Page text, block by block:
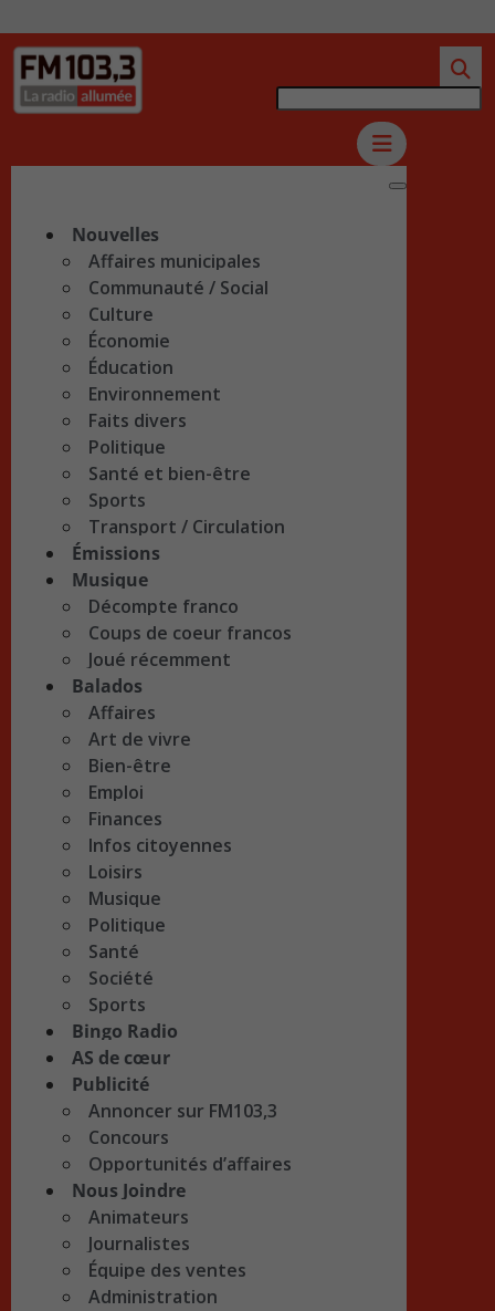
Nouvelles
Affaires municipales
Communauté / Social
Culture
Économie
Éducation
Environnement
Faits divers
Politique
Santé et bien-être
Sports
Transport / Circulation
Émissions
Musique
Décompte franco
Coups de coeur francos
Joué récemment
Balados
Affaires
Art de vivre
Bien-être
Emploi
Finances
Infos citoyennes
Loisirs
Musique
Politique
Santé
Société
Sports
Bingo Radio
AS de cœur
Publicité
Annoncer sur FM103,3
Concours
Opportunités d’affaires
Nous Joindre
Animateurs
Journalistes
Équipe des ventes
Administration